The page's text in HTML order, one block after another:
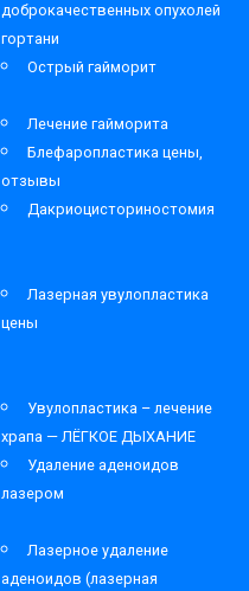
доброкачественных опухолей
гортани
Острый гайморит
Лечение гайморита
Блефаропластика цены,
отзывы
Дакриоцисториностомия
Лазерная увулопластика
цены
Увулопластика – лечение
храпа — ЛЁГКОЕ ДЫХАНИЕ
Удаление аденоидов
лазером
Лазерное удаление
аденоидов (лазерная